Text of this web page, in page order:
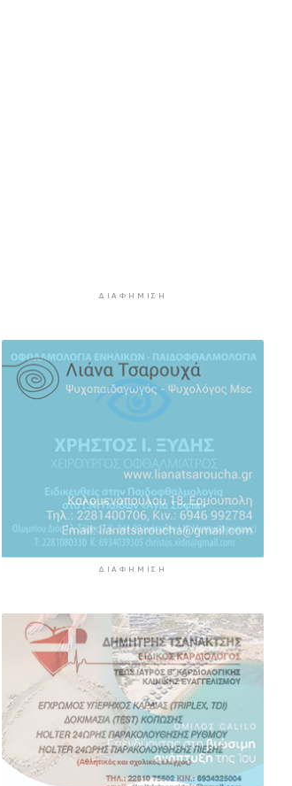
Υπεγράφη η συμφωνία για την
ηλεκτρική διασύνδεση της
10 ώρες 16 λεπτά πρίν
Οκτώ ναυτιλιακές ενώσεις κατά
των διοδίων στo Στενό του
Ορμούζ
10 ώρες 49 λεπτά πρίν
ΔΙΑΦΉΜΙΣΗ
ΔΙΑΦΉΜΙΣΗ